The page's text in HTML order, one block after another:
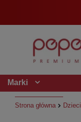
Marki
Strona główna Dzieci